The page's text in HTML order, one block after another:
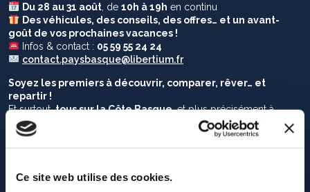
Ce site web utilise des cookies.
Du 28 au 31 août, de 10h à 19h en continu
Des véhicules, des conseils, des offres… et un avant-
goût de vos prochaines vacances !
Infos & contact : 05 59 55 24 24
contact.paysbasque@libertium.fr
Soyez les premiers à découvrir, comparer, rêver… et
repartir !
Et surtout,tous sur la Côte Basque, et plus précisément à
Biarritz
4 jours d’affaires à ne pas manquer, dans une
ambiance
conviviale, festive et résolument tournée vers
l’évasion.